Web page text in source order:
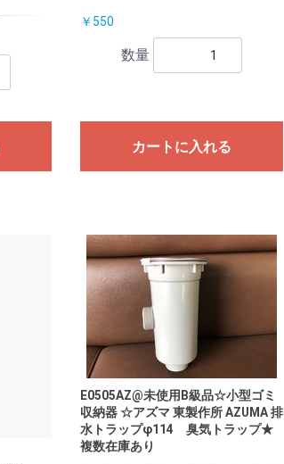
￥550
数量
カートに入れる
E0505AZ@未使用B級品☆小型ゴミ
収納器 ☆アズマ 東製作所 AZUMA 排
水トラップφ114 臭気トラップ★
複数在庫あり